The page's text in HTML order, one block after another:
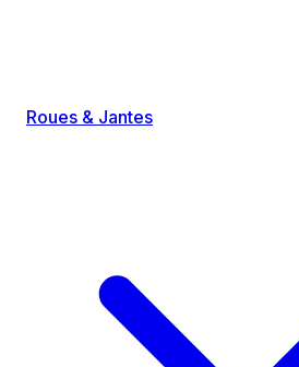
Roues & Jantes